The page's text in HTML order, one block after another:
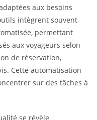
aux besoins
intègrent souvent
permettant
aux voyageurs selon
de réservation,
Cette automatisation
sur des tâches à
se révèle